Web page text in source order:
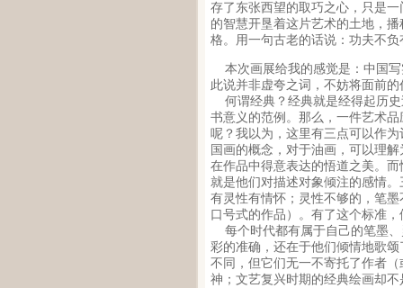
存了东张西望的取巧之心，只是
的智慧开垦着这片艺术的土地，
格。用一句古老的话说：功夫不负
本次画展给我的感觉是：中国写
此说并非虚夸之词，不妨将面前
何谓经典？经典就是经得起历史
书意义的范例。那么，一件艺术
呢？我以为，这里有三点可以作
国画的概念，对于油画，可以理
在作品中得意表达的悟道之美。
就是他们对描述对象倾注的感情
有灵性有情怀；灵性不够的，笔
口号式的作品）。有了这个标准
每个时代都有属于自己的笔墨、
彩的准确，还在于他们倾情地歌
不同，但它们无一不寄托了作者
神；文艺复兴时期的经典绘画却